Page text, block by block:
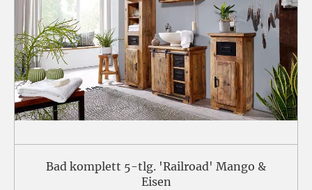
Bad komplett 5-tlg. 'Railroad' Mango &
Eisen